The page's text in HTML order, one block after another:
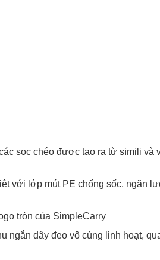
sọc chéo được tạo ra từ simili và
với lớp mút PE chống sốc, ngăn
tròn của SimpleCarry
ngắn dây đeo vô cùng linh hoạt,